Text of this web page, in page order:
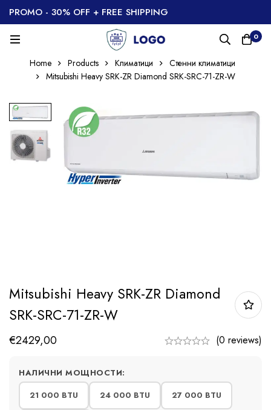
PROMO - 30% OFF + FREE SHIPPING
0
Home Products Климатици
Стенни климатици
Mitsubishi Heavy SRK-ZR Diamond SRK-SRC-71-ZR-W
Mitsubishi Heavy SRK-ZR Diamond
SRK-SRC-71-ZR-W
€2429,00 (0 reviews)
НАЛИЧНИ МОЩНОСТИ:
21 000 BTU
24 000 BTU 27 000 BTU